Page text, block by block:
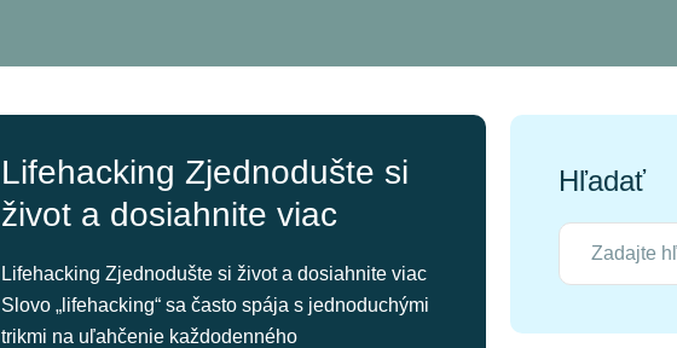
Lifehacking Zjednodušte si
život a dosiahnite viac
Lifehacking Zjednodušte si život a dosiahnite viac
Slovo „lifehacking“ sa často spája s jednoduchými
trikmi na uľahčenie každodenného
Hľadať